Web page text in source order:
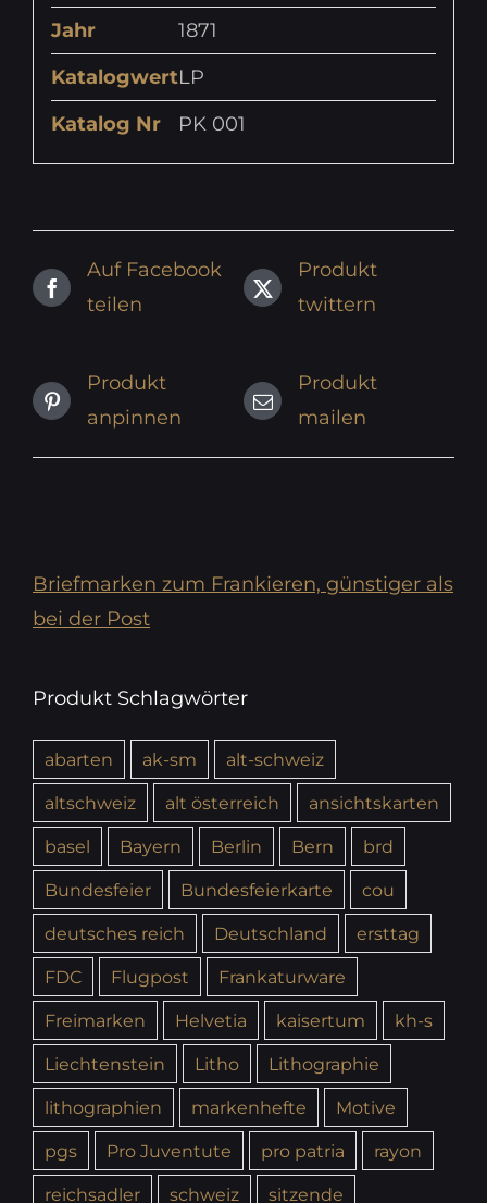
Jahr
1871
KatalogwertLP
Katalog Nr
PK 001
Auf Facebook
teilen
Produkt
twittern
Produkt
anpinnen
Produkt
mailen
Briefmarken zum Frankieren, günstiger als
bei der Post
Produkt Schlagwörter
abarten ak-sm
alt-schweiz
altschweiz
alt österreich
ansichtskarten
basel
Bayern Berlin Bern
brd
Bundesfeier
Bundesfeierkarte
cou
deutsches reich
Deutschland
ersttag
FDC
Flugpost
Frankaturware
Freimarken
Helvetia kaisertum
kh-s
Liechtenstein
Litho
Lithographie
lithographien
markenhefte
Motive
pgs
Pro Juventute pro patria
rayon
reichsadler
schweiz sitzende